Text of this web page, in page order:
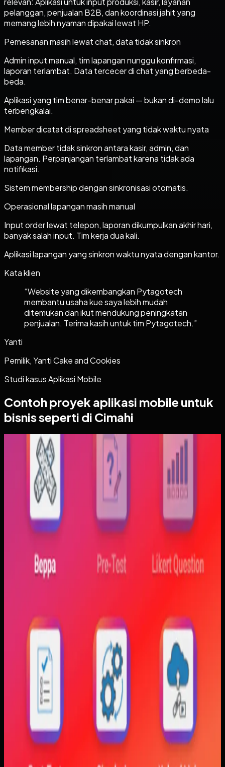
pelanggan, penjualan B2B, dan koordinasi jahit yang
memang lebih nyaman dipakai lewat HP.
Pemesanan masih lewat chat, data tidak sinkron
Admin input manual, tim lapangan nunggu konfirmasi,
laporan terlambat. Data tercecer di chat yang berbeda-
beda.
Aplikasi yang tim benar-benar pakai — bukan di-demo lalu
terbengkalai.
Member dicatat di spreadsheet yang tidak waktu nyata
Data member tidak sinkron antara kasir, admin, dan
lapangan. Perpanjangan terlambat karena tidak ada
notifikasi.
Sistem membership dengan sinkronisasi otomatis.
Operasional lapangan masih manual
Input order lewat telepon, laporan dikumpulkan akhir hari,
banyak salah input. Tim kerja dua kali.
Aplikasi lapangan yang sinkron waktu nyata dengan kantor.
Kata klien
“Website yang dikembangkan Pytagotech
membantu usaha kue saya lebih mudah
ditemukan dan ikut mendukung peningkatan
penjualan. Terima kasih untuk tim Pytagotech.”
Yanti
Pemilik, Yanti Cake and Cookies
Studi kasusAplikasi Mobile
Contoh proyek aplikasi mobile untuk
bisnis seperti di Cimahi
Aplikasi Mobile
Trajectfika
Trajectfika
Sebelumnya
Mahasiswa sering kesulitan menghubungkan persamaan
matematis dengan perilaku fisik yang sebenarnya,
konsisten. Materi yang hanya tampil statis juga membuat
konsep perubahan fase dan perilaku sistem sulit
dibayangkan.
visualisasi gerak, dan grafik yang berubah langsung saat
variabel diubah. Dengan begitu, mahasiswa bisa melihat
hubungan antara teori dan simulasi secara lebih konkret.
Baca studi kasus lengkap